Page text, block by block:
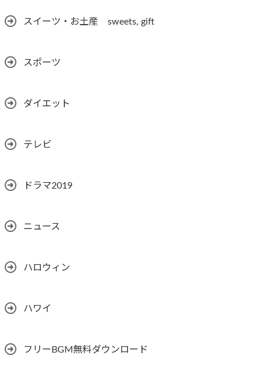
スイーツ・お土産 sweets, gift
スポーツ
ダイエット
テレビ
ドラマ2019
ニュース
ハロウィン
ハワイ
フリーBGM無料ダウンロード